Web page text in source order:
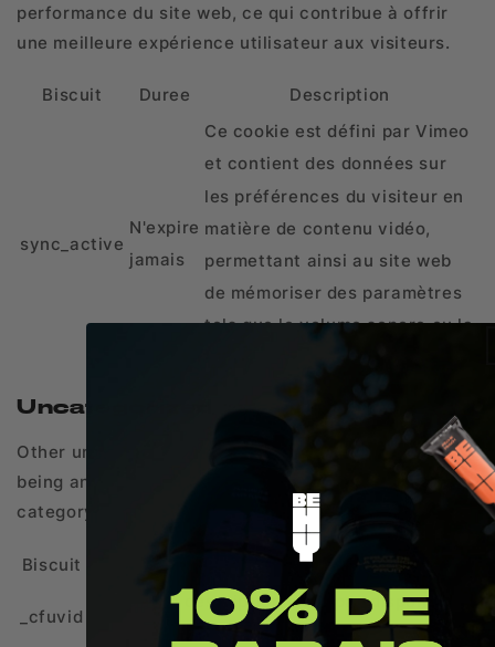
performance du site web, ce qui contribue à offrir
une meilleure expérience utilisateur aux visiteurs.
Biscuit Duree Description
sync_active
N'expire
jamais
Ce cookie est défini par Vimeo
et contient des données sur
les préférences du visiteur en
matière de contenu vidéo,
permettant ainsi au site web
de mémoriser des paramètres
tels que le volume sonore ou la
Uncategorized
Other uncategorized cookies are those that are
being analyzed and have not been classified into a
category as yet.
Biscuit Description
_cfuvid
La description n'est pas disponible